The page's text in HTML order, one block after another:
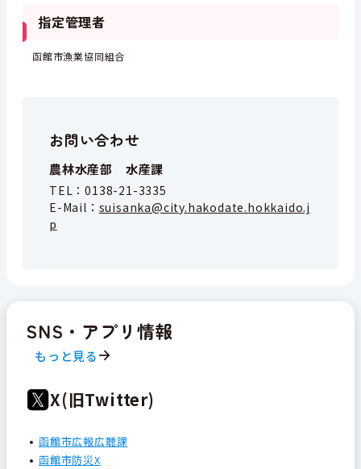
指定管理者
函館市漁業協同組合
お問い合わせ
農林水産部 水産課
TEL：0138-21-3335
E-Mail： suisanka@city.hakodate.hokkaido.j
p
SNS・アプリ情報
もっと見る
X(旧Twitter)
函館市広報広聴課
函館市防災X